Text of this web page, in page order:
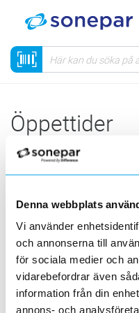
Denna webbplats
Vi använder
och annonserna till
för sociala medier och
vidarebefordrar även
information från din
annons- och
Öppettider
göras dygnet
Tillgång till
Dagligen mellan Kl 04.30
Stopptid Kl 18.00 gäller
internet vardagar och
För er som har avtalade